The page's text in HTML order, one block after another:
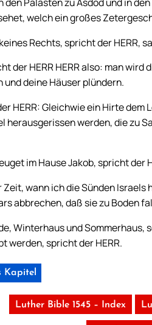
welch ein großes
Rechts, spricht der HERR,
der HERR HERR also: man
deine Häuser plündern.
HERR: Gleichwie ein Hirte
herausgerissen werden, die zu
im Hause Jakob, spricht der
Zeit, wann ich die Sünden
abbrechen, daß sie zu Boden
Winterhaus und
werden, spricht der HERR.
Kapitel
Luther Bible 1545 – Index